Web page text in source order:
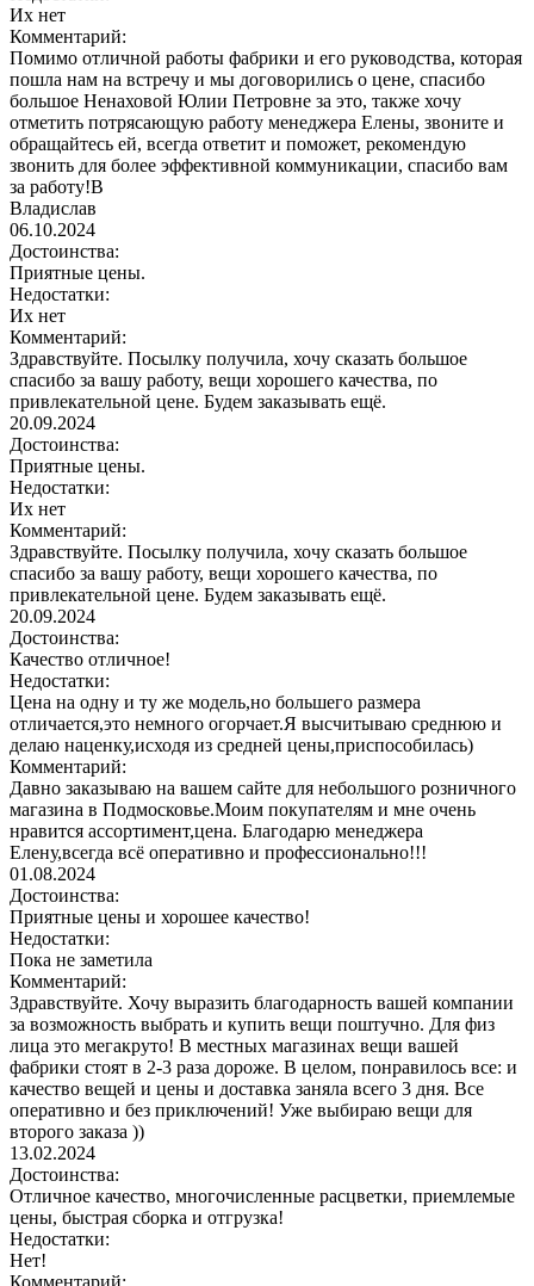
Их нет
Комментарий:
Помимо отличной работы фабрики и его руководства, которая
пошла нам на встречу и мы договорились о цене, спасибо
большое Ненаховой Юлии Петровне за это, также хочу
отметить потрясающую работу менеджера Елены, звоните и
обращайтесь ей, всегда ответит и поможет, рекомендую
звонить для более эффективной коммуникации, спасибо вам
за работу!В
Владислав
06.10.2024
Достоинства:
Приятные цены.
Недостатки:
Их нет
Комментарий:
Здравствуйте. Посылку получила, хочу сказать большое
спасибо за вашу работу, вещи хорошего качества, по
привлекательной цене. Будем заказывать ещё.
20.09.2024
Достоинства:
Приятные цены.
Недостатки:
Их нет
Комментарий:
Здравствуйте. Посылку получила, хочу сказать большое
спасибо за вашу работу, вещи хорошего качества, по
привлекательной цене. Будем заказывать ещё.
20.09.2024
Достоинства:
Качество отличное!
Недостатки:
Цена на одну и ту же модель,но большего размера
отличается,это немного огорчает.Я высчитываю среднюю и
делаю наценку,исходя из средней цены,приспособилась)
Комментарий:
Давно заказываю на вашем сайте для небольшого розничного
магазина в Подмосковье.Моим покупателям и мне очень
нравится ассортимент,цена. Благодарю менеджера
Елену,всегда всё оперативно и профессионально!!!
01.08.2024
Достоинства:
Приятные цены и хорошее качество!
Недостатки:
Пока не заметила
Комментарий:
Здравствуйте. Хочу выразить благодарность вашей компании
за возможность выбрать и купить вещи поштучно. Для физ
лица это мегакруто! В местных магазинах вещи вашей
фабрики стоят в 2-3 раза дороже. В целом, понравилось все: и
качество вещей и цены и доставка заняла всего 3 дня. Все
оперативно и без приключений! Уже выбираю вещи для
второго заказа ))
13.02.2024
Достоинства:
Отличное качество, многочисленные расцветки, приемлемые
цены, быстрая сборка и отгрузка!
Недостатки:
Нет!
Комментарий: